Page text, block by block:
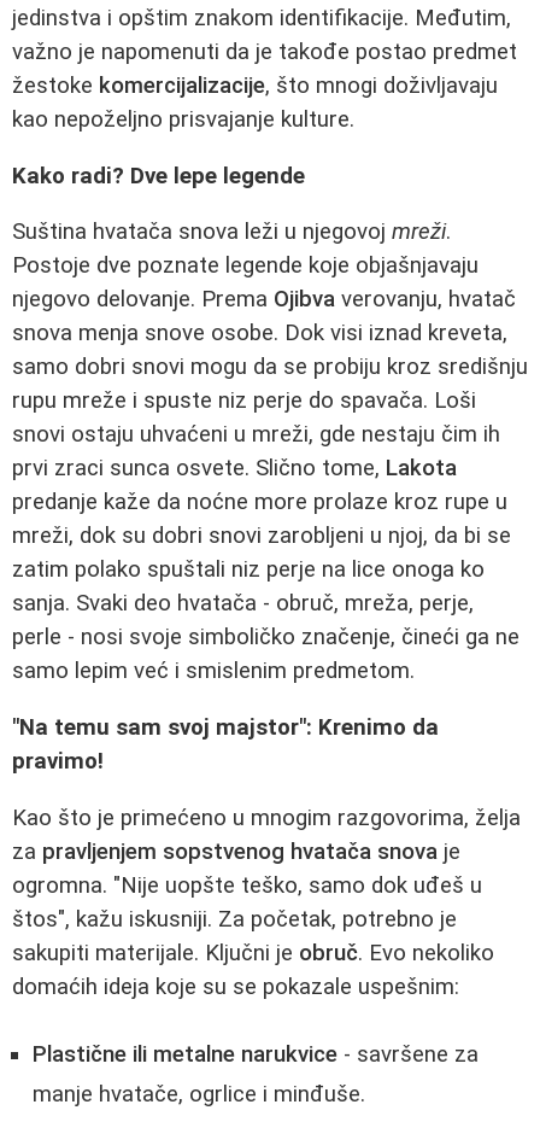
jedinstva i opštim znakom identifikacije. Međutim,
važno je napomenuti da je takođe postao predmet
žestoke komercijalizacije, što mnogi doživljavaju
kao nepoželjno prisvajanje kulture.
Kako radi? Dve lepe legende
Suština hvatača snova leži u njegovoj mreži.
Postoje dve poznate legende koje objašnjavaju
njegovo delovanje. Prema Ojibva verovanju, hvatač
snova menja snove osobe. Dok visi iznad kreveta,
samo dobri snovi mogu da se probiju kroz središnju
rupu mreže i spuste niz perje do spavača. Loši
snovi ostaju uhvaćeni u mreži, gde nestaju čim ih
prvi zraci sunca osvete. Slično tome, Lakota
predanje kaže da noćne more prolaze kroz rupe u
mreži, dok su dobri snovi zarobljeni u njoj, da bi se
zatim polako spuštali niz perje na lice onoga ko
sanja. Svaki deo hvatača - obruč, mreža, perje,
perle - nosi svoje simboličko značenje, čineći ga ne
samo lepim već i smislenim predmetom.
"Na temu sam svoj majstor": Krenimo da
pravimo!
Kao što je primećeno u mnogim razgovorima, želja
za pravljenjem sopstvenog hvatača snova je
ogromna. "Nije uopšte teško, samo dok uđeš u
štos", kažu iskusniji. Za početak, potrebno je
sakupiti materijale. Ključni je obruč. Evo nekoliko
domaćih ideja koje su se pokazale uspešnim:
Plastične ili metalne narukvice - savršene za
manje hvatače, ogrlice i minđuše.